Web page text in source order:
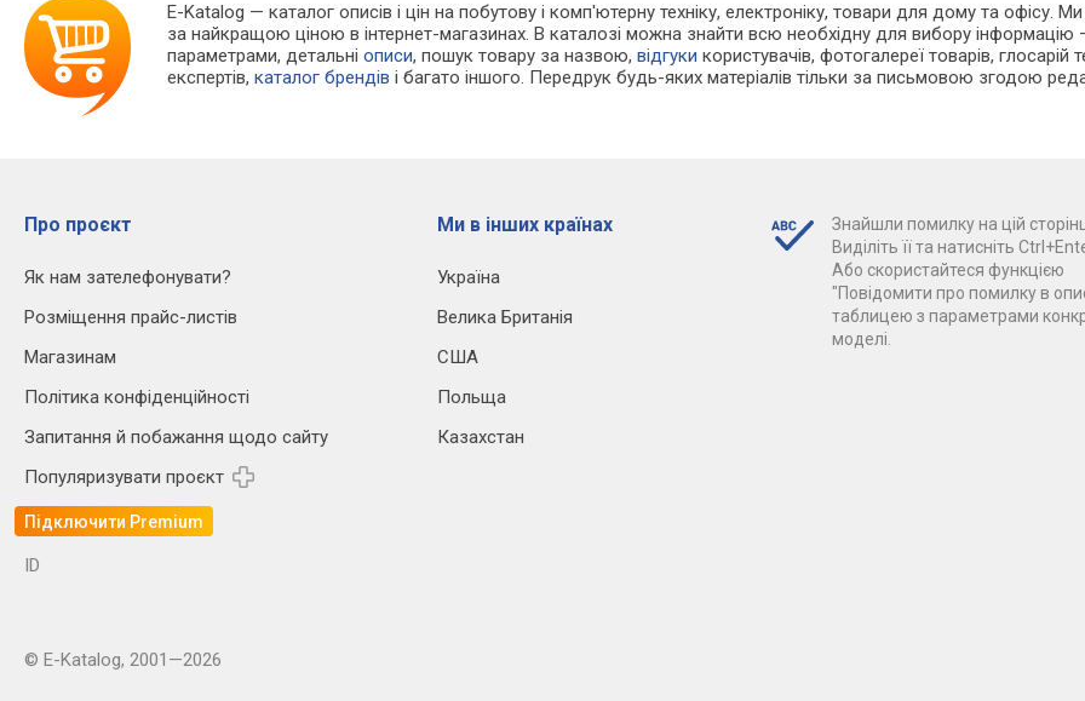
E-Katalog — каталог описів і цін на побутову і комп'ютерну техніку, електроніку, товари для дому та офісу.
за найкращою ціною в інтернет-магазинах. В каталозі можна знайти всю необхідну для вибору
параметрами, детальніописи, пошук товару за назвою,відгуки користувачів, фотогалереї товарів, глосарій
експертів,каталог брендів і багато іншого. Передрук будь-яких матеріалів тільки за письмовою згодою
Про проєкт
Як нам зателефонувати?
Розміщення прайс-листів
Магазинам
Політика конфіденційності
Запитання й побажання щодо сайту
Популяризувати проєкт
Підключити Premium
Ми в інших країнах
Україна
Велика Британія
США
Польща
Казахстан
Знайшли помилку на цій
Виділіть її та натисніть
Або скористайтеся функцією
"Повідомити про помилку в
таблицею з параметрами
моделі.
ID
© E-Katalog, 2001—2026